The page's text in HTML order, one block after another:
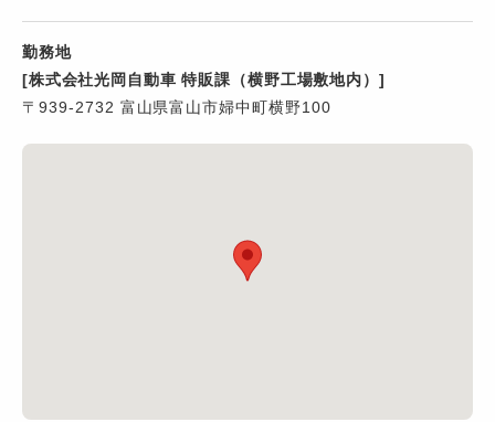
勤務地
[株式会社光岡自動車 特販課（横野工場敷地内）]
〒939-2732 富山県富山市婦中町横野100